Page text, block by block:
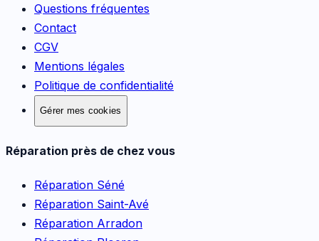
Questions fréquentes
Contact
CGV
Mentions légales
Politique de confidentialité
Gérer mes cookies
Réparation près de chez vous
Réparation Séné
Réparation Saint-Avé
Réparation Arradon